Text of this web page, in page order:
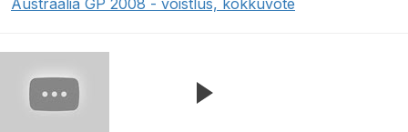
Austraalia GP 2008 - võistlus, kokkuvõte